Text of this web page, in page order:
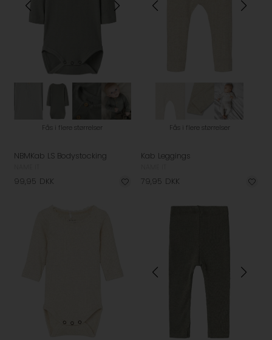
Fås i flere størrelser
NBMKab LS Bodystocking
99,95 DKK
Fås i flere størrelser
Kab Leggings
79,95 DKK